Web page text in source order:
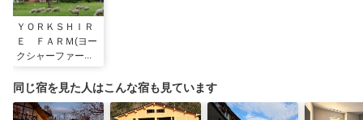
ＹＯＲＫＳＨＩＲ
Ｅ ＦＡＲＭ(ヨー
クシャーファーム)
同じ宿を見た人はこんな宿も見ています